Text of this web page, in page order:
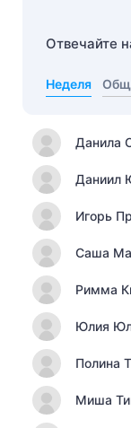
Отвечайте
Неделя
Данила
Даниил
Игорь
Саша
Римма
Юлия
Полина
Миша